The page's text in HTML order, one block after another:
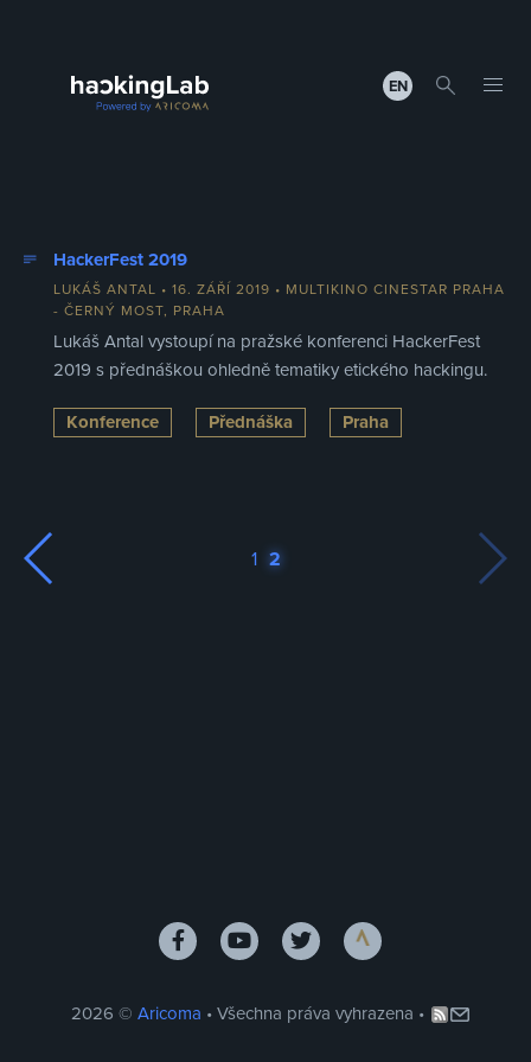
EN
HackerFest 2019
LUKÁŠ ANTAL • 16. ZÁŘÍ 2019 • MULTIKINO CINESTAR PRAHA
- ČERNÝ MOST, PRAHA
Lukáš Antal vystoupí na pražské konferenci HackerFest
2019 s přednáškou ohledně tematiky etického hackingu.
Konference Přednáška Praha
1 2
2026 © Aricoma • Všechna práva vyhrazena •